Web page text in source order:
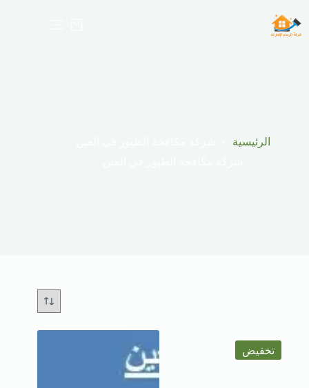
إلى
المحتوى
الرئيسية
تخفيض